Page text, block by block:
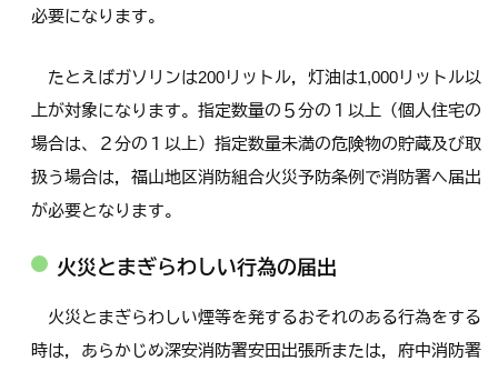
必要になります。
たとえばガソリンは200リットル，灯油は1,000リットル以
上が対象になります。指定数量の５分の１以上（個人住宅の
場合は、２分の１以上）指定数量未満の危険物の貯蔵及び取
扱う場合は，福山地区消防組合火災予防条例で消防署へ届出
が必要となります。
火災とまぎらわしい行為の届出
火災とまぎらわしい煙等を発するおそれのある行為をする
時は，あらかじめ深安消防署安田出張所または，府中消防署